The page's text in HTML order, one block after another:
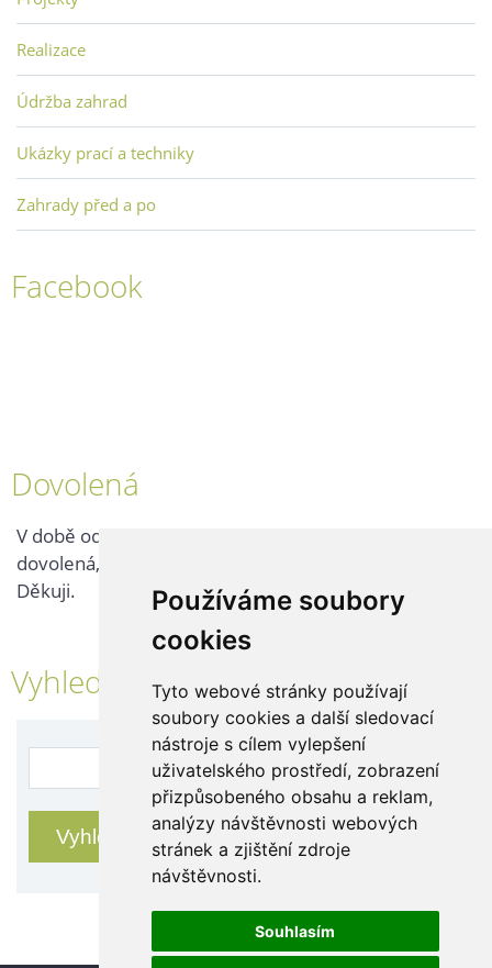
Používáme soubory
cookies
Tyto webové stránky používají
soubory cookies a další sledovací
nástroje s cílem vylepšení
uživatelského prostředí, zobrazení
přizpůsobeného obsahu a reklam,
analýzy návštěvnosti webových
stránek a zjištění zdroje
návštěvnosti.
Souhlasím
Realizace
Údržba zahrad
Ukázky prací a techniky
Zahrady před a po
Facebook
Dovolená
V době od 25. 7. - 2. 8. 2026 probíhá v naší firmě
dovolená, kontaktujte nás až po jejím ukončení.
Děkuji.
Vyhledávání